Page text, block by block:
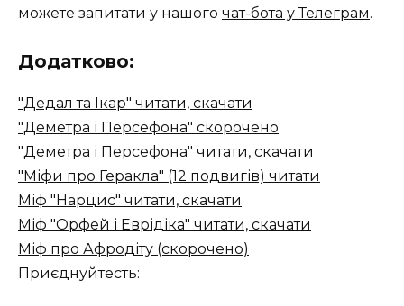
можете запитати у нашого чат-бота у Телеграм.
Додатково:
"Дедал та Ікар" читати, скачати
"Деметра і Персефона" скорочено
"Деметра і Персефона" читати, скачати
"Міфи про Геракла" (12 подвигів) читати
Міф "Нарцис" читати, скачати
Міф "Орфей і Еврідіка" читати, скачати
Міф про Афродіту (скорочено)
Приєднуйтесть: